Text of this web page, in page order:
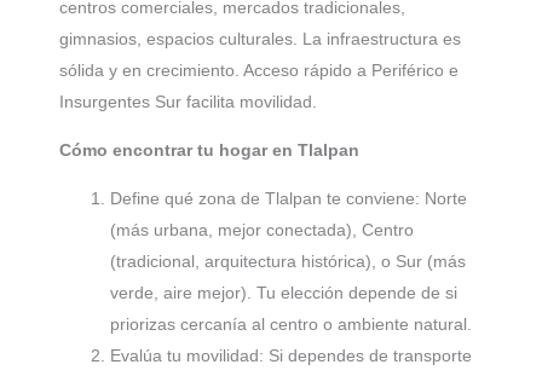
centros comerciales, mercados tradicionales,
gimnasios, espacios culturales. La infraestructura es
sólida y en crecimiento. Acceso rápido a Periférico e
Insurgentes Sur facilita movilidad.
Cómo encontrar tu hogar en Tlalpan
Define qué zona de Tlalpan te conviene: Norte
(más urbana, mejor conectada), Centro
(tradicional, arquitectura histórica), o Sur (más
verde, aire mejor). Tu elección depende de si
priorizas cercanía al centro o ambiente natural.
Evalúa tu movilidad: Si dependes de transporte